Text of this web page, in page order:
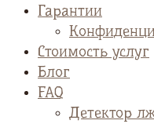
Гарантии
Стоимость услуг
Блог
FAQ
Детектор